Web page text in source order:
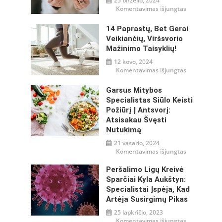
Komentavimas išjungtasįraše
gliukozės
reguliavimas
14 Paprastų, Bet Gerai
Veikiančių, Viršsvorio
Mažinimo Taisyklių!
12 kovo, 2024
Komentavimas išjungtasįraše
veikiančių,
viršsvorio
Garsus Mitybos
Specialistas Siūlo Keisti
Požiūrį Į Antsvorį:
Atsisakau Švęsti
Nutukimą
21 vasario, 2024
Komentavimas išjungtasįraše
požiūrį
į
antsvorį:
atsisakau
Peršalimo Ligų Kreivė
Sparčiai Kyla Aukštyn:
Specialistai Įspėja, Kad
Artėja Susirgimų Pikas
25 lapkričio, 2023